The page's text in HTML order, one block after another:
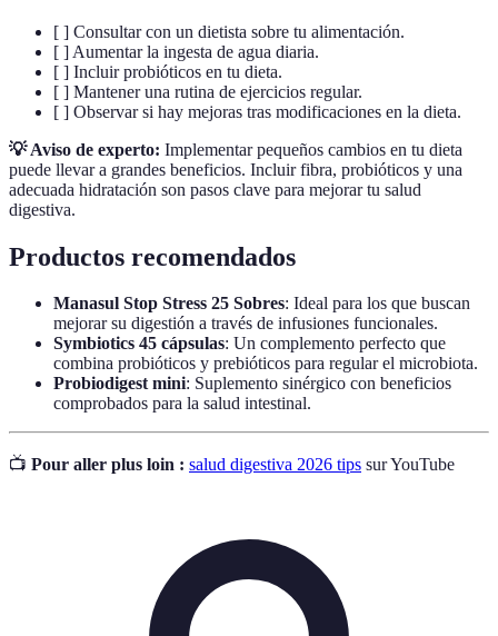
[ ] Consultar con un dietista sobre tu alimentación.
[ ] Aumentar la ingesta de agua diaria.
[ ] Incluir probióticos en tu dieta.
[ ] Mantener una rutina de ejercicios regular.
[ ] Observar si hay mejoras tras modificaciones en la dieta.
💡 Aviso de experto: Implementar pequeños cambios en tu dieta
puede llevar a grandes beneficios. Incluir fibra, probióticos y una
adecuada hidratación son pasos clave para mejorar tu salud
digestiva.
Productos recomendados
Manasul Stop Stress 25 Sobres: Ideal para los que buscan
mejorar su digestión a través de infusiones funcionales.
Symbiotics 45 cápsulas: Un complemento perfecto que
combina probióticos y prebióticos para regular el microbiota.
Probiodigest mini: Suplemento sinérgico con beneficios
comprobados para la salud intestinal.
📺 Pour aller plus loin : salud digestiva 2026 tips sur YouTube